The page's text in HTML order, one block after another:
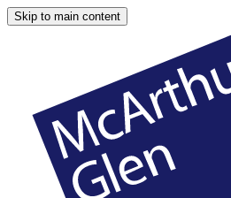
Skip to main content